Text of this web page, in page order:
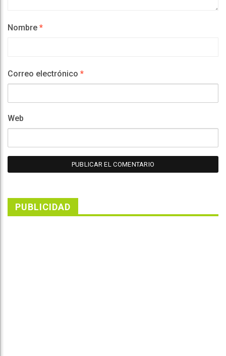
Nombre *
Correo electrónico *
Web
PUBLICIDAD